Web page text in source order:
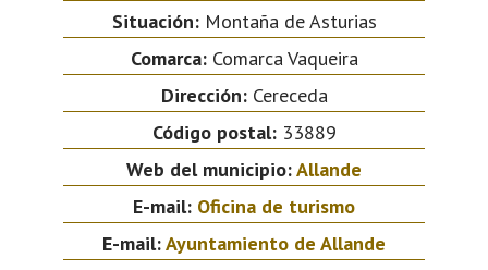
Situación:Montaña de Asturias
Comarca:Comarca Vaqueira
Dirección:Cereceda
Código postal:33889
Web del municipio:Allande
E-mail: Oficina de turismo
E-mail:Ayuntamiento de Allande